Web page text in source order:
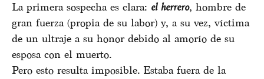
La primera sospecha es clara: el herrero, hombre de
gran fuerza (propia de su labor) y, a su vez, víctima
de un ultraje a su honor debido al amorío de su
esposa con el muerto.
Pero esto resulta imposible. Estaba fuera de la